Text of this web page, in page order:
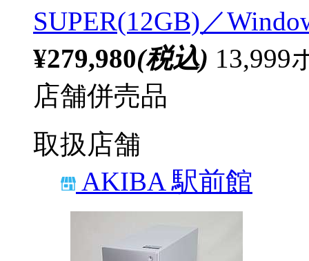
SUPER(12GB)／
¥279,980(税込) 13,999
店舗併売品
取扱店舗
AKIBA 駅前館